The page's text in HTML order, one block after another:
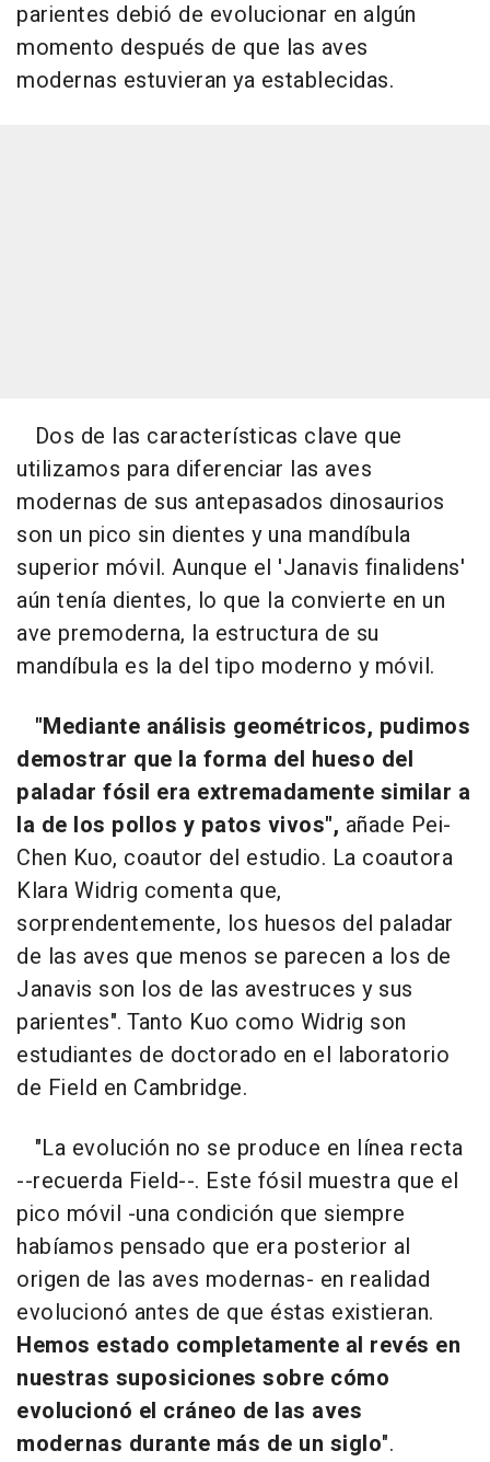
parientes debió de evolucionar en algún
momento después de que las aves
modernas estuvieran ya establecidas.
Dos de las características clave que
utilizamos para diferenciar las aves
modernas de sus antepasados dinosaurios
son un pico sin dientes y una mandíbula
superior móvil. Aunque el 'Janavis finalidens'
aún tenía dientes, lo que la convierte en un
ave premoderna, la estructura de su
mandíbula es la del tipo moderno y móvil.
"Mediante análisis geométricos, pudimos
demostrar que la forma del hueso del
paladar fósil era extremadamente similar a
la de los pollos y patos vivos", añade Pei-
Chen Kuo, coautor del estudio. La coautora
Klara Widrig comenta que,
sorprendentemente, los huesos del paladar
de las aves que menos se parecen a los de
Janavis son los de las avestruces y sus
parientes". Tanto Kuo como Widrig son
estudiantes de doctorado en el laboratorio
de Field en Cambridge.
"La evolución no se produce en línea recta
--recuerda Field--. Este fósil muestra que el
pico móvil -una condición que siempre
habíamos pensado que era posterior al
origen de las aves modernas- en realidad
evolucionó antes de que éstas existieran.
Hemos estado completamente al revés en
nuestras suposiciones sobre cómo
evolucionó el cráneo de las aves
modernas durante más de un siglo".